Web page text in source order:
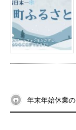
年末年始休業